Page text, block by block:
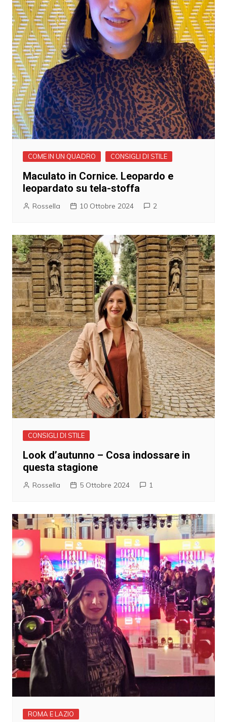
COME IN UN QUADRO CONSIGLI DI STILE
Maculato in Cornice. Leopardo e
leopardato su tela-stoffa
Rossella 10 Ottobre 2024 2
CONSIGLI DI STILE
Look d’autunno – Cosa indossare in
questa stagione
Rossella 5 Ottobre 2024 1
ROMA E LAZIO